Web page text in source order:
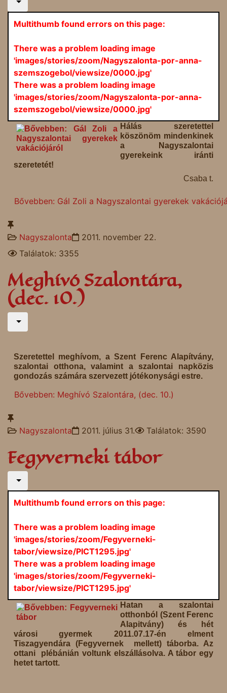
Multithumb found errors on this page:
There was a problem loading image
'images/stories/zoom/Nagyszalonta-por-anna-
szemszogebol/viewsize/0000.jpg'
There was a problem loading image
'images/stories/zoom/Nagyszalonta-por-anna-
szemszogebol/viewsize/0000.jpg'
Hálás szeretettel
köszönöm mindenkinek
a Nagyszalontai
gyerekeink iránti
szeretetét!
Csaba t.
Bővebben: Gál Zoli a Nagyszalontai gyerekek
Nagyszalonta
2011. november 22.
Találatok: 3355
Meghívó Szalontára,
(dec. 10.)
Szeretettel meghívom, a Szent Ferenc Alapítvány,
szalontai otthona, valamint a szalontai napközis
gondozás számára szervezett jótékonysági estre.
Bővebben: Meghívó Szalontára, (dec. 10.)
Nagyszalonta 2011. július 31. Találatok: 3590
Fegyverneki tábor
Multithumb found errors on this page:
There was a problem loading image
'images/stories/zoom/Fegyverneki-
tabor/viewsize/PICT1295.jpg'
There was a problem loading image
'images/stories/zoom/Fegyverneki-
tabor/viewsize/PICT1295.jpg'
Hatan a szalontai
otthonból (Szent Ferenc
Alapitvány) és hét
városi gyermek 2011.07.17-én elment
Tiszagyendára (Fegyvernek mellett) táborba. Az
ottani plébánián voltunk elszállásolva. A tábor egy
hetet tartott.